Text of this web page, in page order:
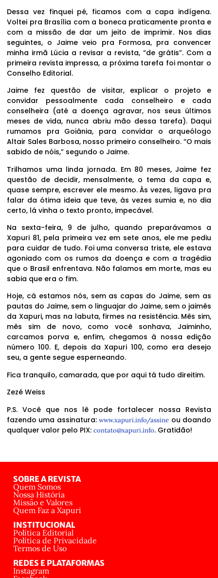
Dessa vez finquei pé, ficamos com a capa indígena.
Voltei pra Brasília com a boneca praticamente pronta e
com a missão de dar um jeito de imprimir. Nos dias
seguintes, o Jaime veio pra Formosa, pra convencer
minha irmã Lúcia a revisar a revista, “de grátis”. Com a
primeira revista impressa, a próxima tarefa foi montar o
Conselho Editorial.
Jaime fez questão de visitar, explicar o projeto e
convidar pessoalmente cada conselheiro e cada
conselheira (até a doença agravar, nos seus últimos
meses de vida, nunca abriu mão dessa tarefa). Daqui
rumamos pra Goiânia, para convidar o arqueólogo
Altair Sales Barbosa, nosso primeiro conselheiro. “O mais
sabido de nóis,” segundo o Jaime.
Trilhamos uma linda jornada. Em 80 meses, Jaime fez
questão de decidir, mensalmente, o tema da capa e,
quase sempre, escrever ele mesmo. Às vezes, ligava pra
falar da ótima ideia que teve, às vezes sumia e, no dia
certo, lá vinha o texto pronto, impecável.
Na sexta-feira, 9 de julho, quando preparávamos a
Xapuri 81, pela primeira vez em sete anos, ele me pediu
para cuidar de tudo. Foi uma conversa triste, ele estava
agoniado com os rumos da doença e com a tragédia
que o Brasil enfrentava. Não falamos em morte, mas eu
sabia que era o fim.
Hoje, cá estamos nós, sem as capas do Jaime, sem as
pautas do Jaime, sem o linguajar do Jaime, sem o jaimês
da Xapuri, mas na labuta, firmes na resistência. Mês sim,
mês sim de novo, como você sonhava, Jaiminho,
carcamos porva e, enfim, chegamos à nossa edição
número 100. E, depois da Xapuri 100, como era desejo
seu, a gente segue esperneando.
Fica tranquilo, camarada, que por aqui tá tudo direitim.
Zezé Weiss
P.S. Você que nos lê pode fortalecer nossa Revista
fazendo uma assinatura:www.xapuri.info/assine ou doando
qualquer valor pelo PIX: contato@xapuri.info. Gratidão!
SOBRE A REVISTA
Quem Somos
Nossa História
Missão e Valores
Quem Faz a Xapuri
INSTITUCIONAL
Política Editorial
Política de Privacidade
Termos de Uso
REDES E PLATAFORMAS
Instagram